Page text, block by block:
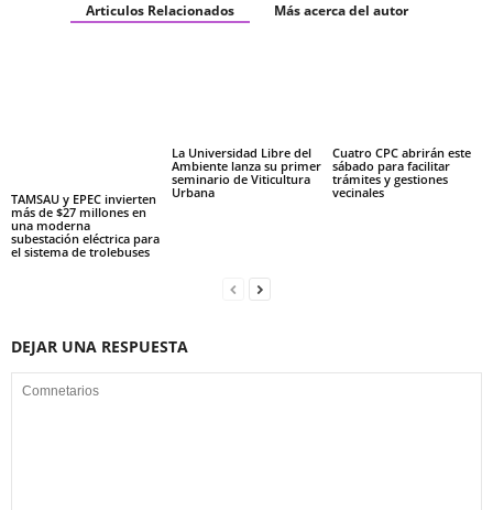
Articulos Relacionados Más acerca del autor
TAMSAU y EPEC invierten
más de $27 millones en
una moderna
subestación eléctrica para
el sistema de trolebuses
La Universidad Libre del
Ambiente lanza su primer
seminario de Viticultura
Urbana
Cuatro CPC abrirán este
sábado para facilitar
trámites y gestiones
vecinales
DEJAR UNA RESPUESTA